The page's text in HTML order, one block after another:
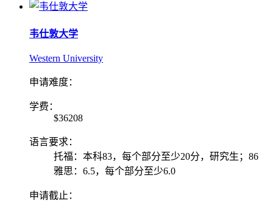
韦仕敦大学
Western University
申请难度：
学费：
$36208
语言要求：
托福：本科83，每个部分至少20分，研究生；86
雅思：6.5，每个部分至少6.0
申请截止：